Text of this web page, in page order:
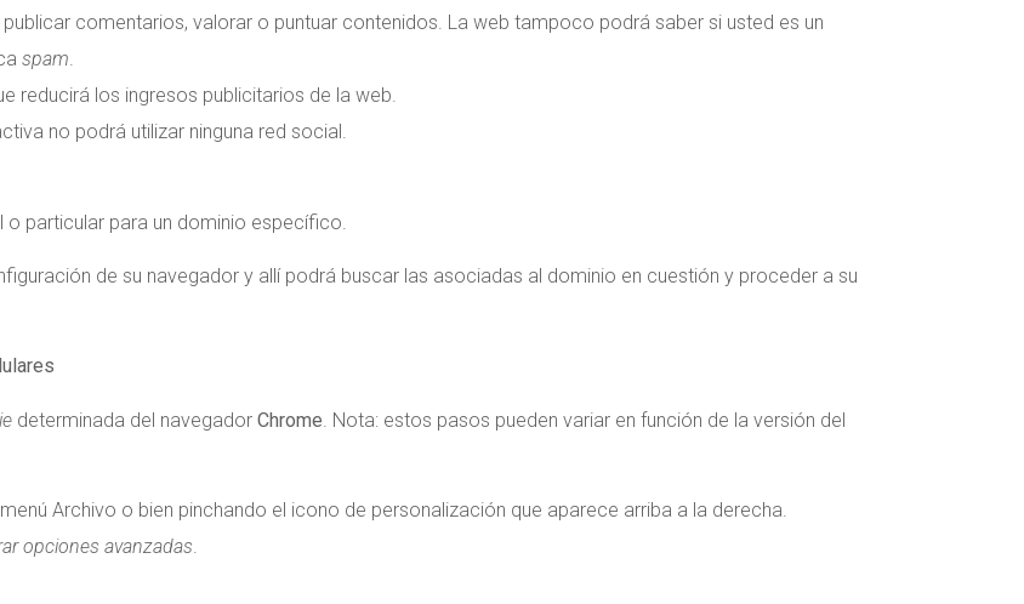
comentarios, valorar o puntuar contenidos. La web tampoco podrá saber si usted es un
spam.
reducirá los ingresos publicitarios de la web.
no podrá utilizar ninguna red social.
particular para un dominio específico.
de su navegador y allí podrá buscar las asociadas al dominio en cuestión y proceder a su
determinada del navegador Chrome. Nota: estos pasos pueden variar en función de la versión del
Archivo o bien pinchando el icono de personalización que aparece arriba a la derecha.
opciones avanzadas.